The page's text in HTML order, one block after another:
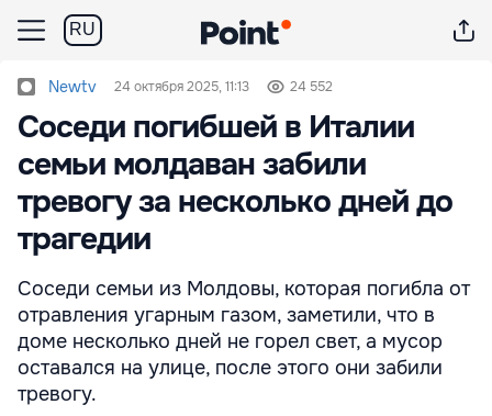
RU
Newtv 24 октября 2025, 11:13 24 552
Соседи погибшей в Италии
семьи молдаван забили
тревогу за несколько дней до
трагедии
Соседи семьи из Молдовы, которая погибла от
отравления угарным газом, заметили, что в
доме несколько дней не горел свет, а мусор
оставался на улице, после этого они забили
тревогу.